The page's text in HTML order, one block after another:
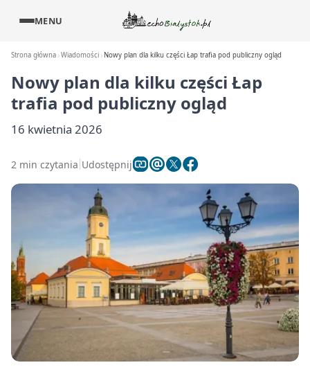
MENU
Strona główna Wiadomości Nowy plan dla kilku części Łap trafia pod publiczny ogląd
Nowy plan dla kilku części Łap
trafia pod publiczny ogląd
16 kwietnia 2026
2 min czytania Udostępnij